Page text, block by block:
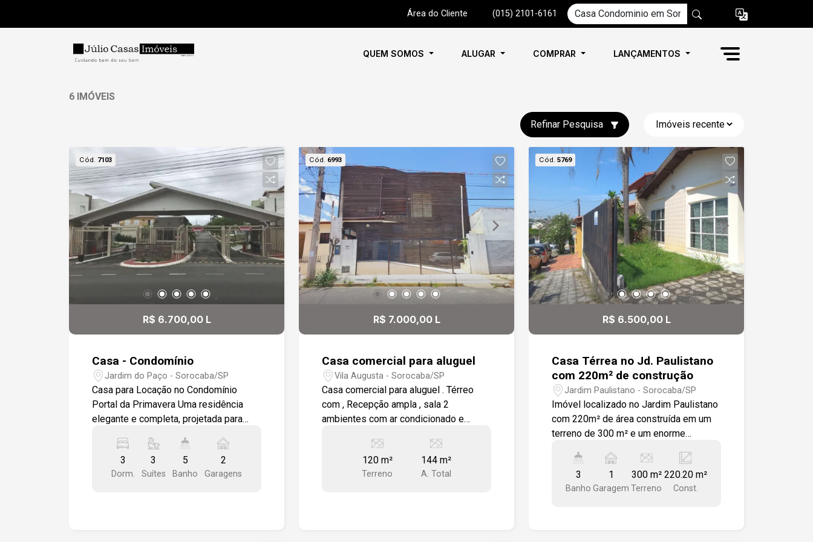
Área do Cliente (015) 2101-6161
QUEM SOMOS ALUGAR COMPRAR LANÇAMENTOS
6 IMÓVEIS
Refinar Pesquisa
Cód. 7103
R$ 6.700,00 L
Casa - Condomínio
Jardim do Paço - Sorocaba/SP
Casa para Locação no Condomínio
Portal da Primavera Uma residência
elegante e completa, projetada para
em um dos condomínios mais
desejados da cidade. Características
do Imóvel - Sala ampla em dois
3
Dorm.
3
Suítes
5
Banho
2
Garagens
Cód. 6993
R$ 7.000,00 L
Casa comercial para aluguel
Vila Augusta - Sorocaba/SP
Casa comercial para aluguel . Térreo
com , Recepção ampla , sala 2
ambientes com ar condicionado e
porcelanato com pia em granito e cuba
sobreposta, sala menor com pia e sala
para esterilização com ampla bancada
120 m²
Terreno
144 m²
A. Total
Cód. 5769
R$ 6.500,00 L
Casa Térrea no Jd. Paulistano
com 220m² de construção
Jardim Paulistano - Sorocaba/SP
Imóvel localizado no Jardim Paulistano
com 220m² de área construída em um
terreno de 300 m² e um enorme
imóvel: 3 quartos internos bem
iluminados Sala espaçosa para dois
ambientes Copa / Cozinha com
3
Banho
1
Garagem
300 m²
Terreno
220.20 m²
Const.